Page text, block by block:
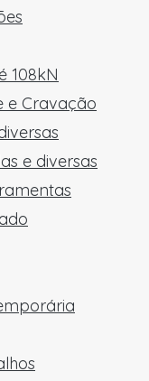
108kN
e Cravação
e diversas